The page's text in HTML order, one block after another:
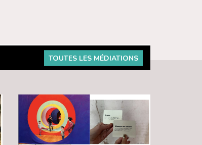
TOUTES LES MÉDIATIONS